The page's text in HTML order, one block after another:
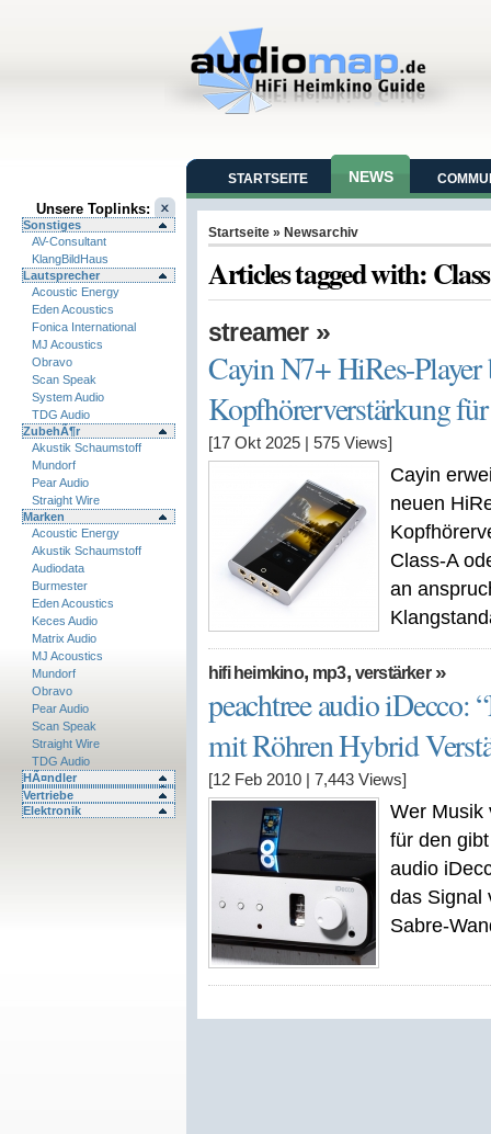
Unsere Toplinks:
Sonstiges
AV-Consultant
KlangBildHaus
Lautsprecher
Acoustic Energy
Eden Acoustics
Fonica International
MJ Acoustics
Obravo
Scan Speak
System Audio
TDG Audio
ZubehÃ¶r
Akustik Schaumstoff
Mundorf
Pear Audio
Straight Wire
Marken
Acoustic Energy
Akustik Schaumstoff
Audiodata
Burmester
Eden Acoustics
Keces Audio
Matrix Audio
MJ Acoustics
Mundorf
Obravo
Pear Audio
Scan Speak
Straight Wire
TDG Audio
HÃ¤ndler
Vertriebe
Elektronik
STARTSEITE NEWS
Startseite » Newsarchiv
Articles tagged with:
streamer»
Cayin N7+ HiRes-
Kopfhörerverstärkung
[17 Okt 2025 575 Views]
Cayin
neuen
Class-A
an
hifi heimkino, mp3, verstärker»
peachtree audio iDecco:
mit Röhren Hybrid
[12 Feb 2010 7,443 Views]
Wer Musik
für den
audio
das Signal
Sabre-